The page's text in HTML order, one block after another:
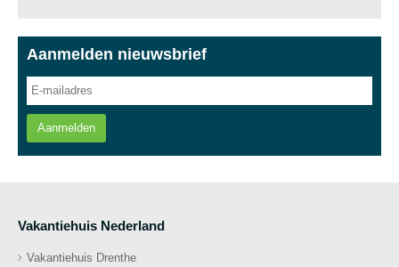
Aanmelden nieuwsbrief
Aanmelden
Vakantiehuis Nederland
Vakantiehuis Drenthe